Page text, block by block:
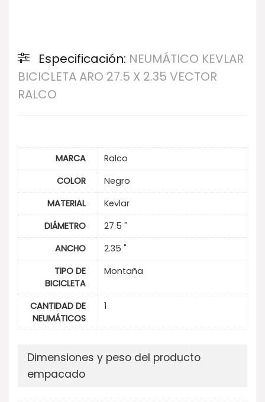
Especificación: NEUMÁTICO KEVLAR
BICICLETA ARO 27.5 X 2.35 VECTOR
RALCO
MARCA
Ralco
COLOR
Negro
MATERIAL
Kevlar
DIÁMETRO
27.5 "
ANCHO
2.35 "
TIPO DE
BICICLETA
Montaña
CANTIDAD DE
NEUMÁTICOS
1
Dimensiones y peso del producto
empacado